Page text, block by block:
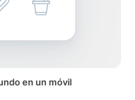
en un móvil